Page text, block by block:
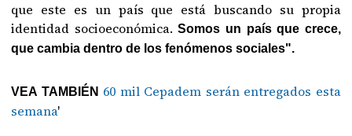
que este es un país que está buscando su propia
identidad socioeconómica.Somos un país que crece,
que cambia dentro de los fenómenos sociales".
VEA TAMBIÉN 60 mil Cepadem serán entregados esta
semana'